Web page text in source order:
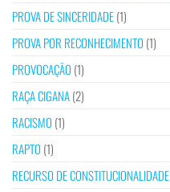
PROVA DE SINCERIDADE(1)
PROVA POR RECONHECIMENTO (1)
PROVOCAÇÃO (1)
RAÇA CIGANA(2)
RACISMO (1)
RAPTO (1)
RECURSO DE CONSTITUCIONALIDADE